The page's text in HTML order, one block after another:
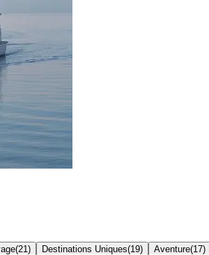
(21 ) Destinations Uniques(19) Aventure(17)